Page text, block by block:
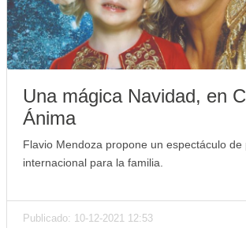
Una mágica Navidad, en
Ánima
Flavio Mendoza propone un espectáculo de
internacional para la familia.
Publicado: 10-12-2021 12:53